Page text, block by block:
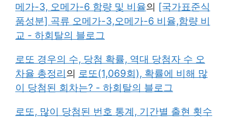
메가-3, 오메가-6 함량 및 비율의 [국가표준식
품성분] 곡류 오메가-3,오메가-6 비율,함량 비
교 - 하회탈의 블로그
로또 경우의 수, 당첨 확률, 역대 당첨자 수 오
차율 총정리의 로또(1,069회), 확률에 비해 많
이 당첨된 회차는? - 하회탈의 블로그
로또, 많이 당첨된 번호 통계, 기간별 출현 횟수